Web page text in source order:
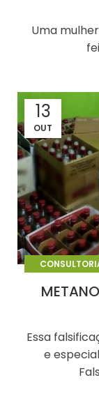
Uma
13
OUT
Essa
e